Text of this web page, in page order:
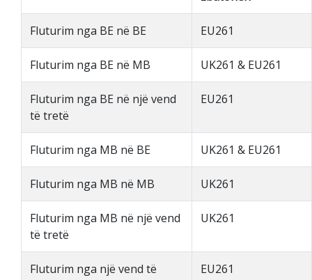
Fluturim nga BE në BE EU261
Fluturim nga BE në MB UK261 & EU261
Fluturim nga BE në një vend
të tretë
EU261
Fluturim nga MB në BE UK261 & EU261
Fluturim nga MB në MB UK261
Fluturim nga MB në një vend
të tretë
UK261
Fluturim nga një vend të
EU261